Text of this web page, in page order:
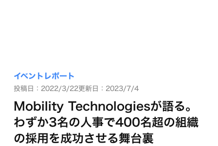
イベントレポート
投稿日：2022/3/22更新日：2023/7/4
Mobility Technologiesが語る。
わずか3名の人事で400名超の組織
の採用を成功させる舞台裏